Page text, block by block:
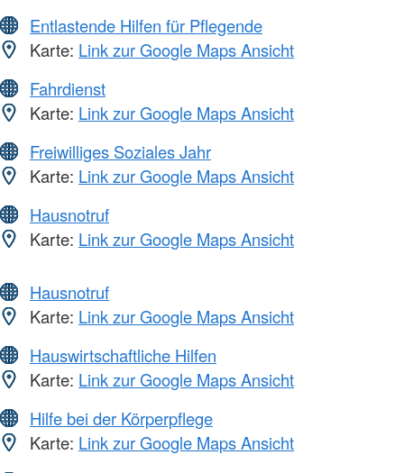
Entlastende Hilfen für Pflegende
Karte: Link zur Google Maps Ansicht
Fahrdienst
Karte: Link zur Google Maps Ansicht
Freiwilliges Soziales Jahr
Karte: Link zur Google Maps Ansicht
Hausnotruf
Karte: Link zur Google Maps Ansicht
Hausnotruf
Karte: Link zur Google Maps Ansicht
Hauswirtschaftliche Hilfen
Karte: Link zur Google Maps Ansicht
Hilfe bei der Körperpflege
Karte: Link zur Google Maps Ansicht